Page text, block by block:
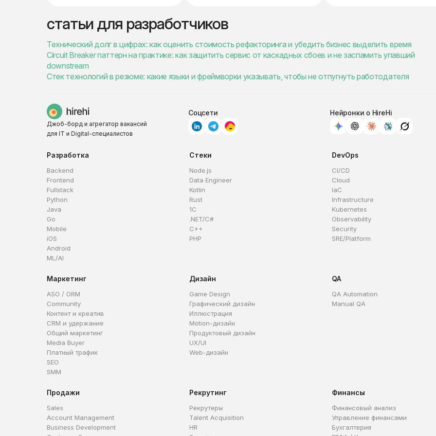
статьи для разработчиков
Технический долг в цифрах: как оценить стоимость рефакторинга и убедить бизнес выделить время
Circuit Breaker паттерн на практике: как защитить сервис от каскадных сбоев и не заспамить упавший
downstream
Стек технологий в резюме: какие языки и фреймворки указывать, чтобы не отпугнуть работодателя
Джоб-борд и агрегатор вакансий
для IT и Digital-специалистов
Соцсети Нейронки о HireHi
Разработка
Backend
Frontend
Fullstack
Python
Java
Go
Mobile
iOS
Android
ML/AI
Стеки
Node.js
Data Engineer
Kotlin
Rust
1C
.NET/C#
C++
PHP
DevOps
CI/CD
Cloud
IaC
Infrastructure
Kubernetes
Observability
Security
SRE/Platform
Маркетинг
ASO / ORM
Community
Контент и креатив
CRM и удержание
Общий маркетинг
Media Buyer
Платный трафик
SEO
SMM
Дизайн
Game Design
Графический дизайн
Иллюстрация
Motion-дизайн
Продуктовый дизайн
UX/UI
Web-дизайн
QA
QA Automation
Manual QA
Продажи
Sales
Account Management
Business Development
Рекрутинг
Рекрутеры
Talent Acquisition
HR
Финансы
Финансовый анализ
Управление финансами
Бухгалтерия